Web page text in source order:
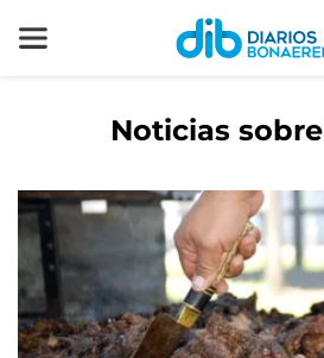
Noticias sobre